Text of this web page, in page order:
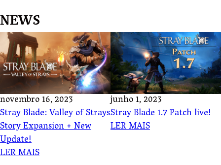
NEWS
novembro 16, 2023
Stray Blade: Valley of Strays
Story Expansion + New
Update!
LER MAIS
junho 1, 2023
Stray Blade 1.7 Patch live!
LER MAIS